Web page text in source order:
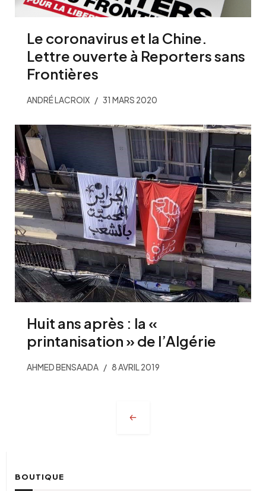
Le coronavirus et la Chine.
Lettre ouverte à Reporters sans
Frontières
ANDRÉ LACROIX 31 MARS 2020
Huit ans après : la «
printanisation » de l’Algérie
AHMED BENSAADA 8 AVRIL 2019
BOUTIQUE